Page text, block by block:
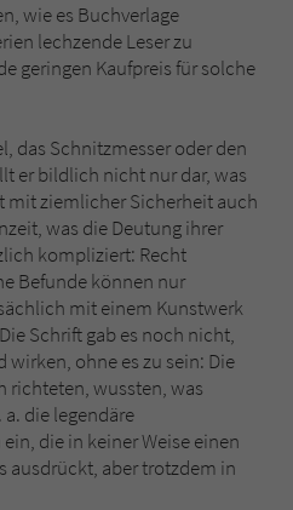
wie es Buchverlage
lechzende Leser zu
geringen Kaufpreis für solche
das Schnitzmesser oder den
er bildlich nicht nur dar, was
mit ziemlicher Sicherheit auch
was die Deutung ihrer
kompliziert: Recht
Befunde können nur
mit einem Kunstwerk
Schrift gab es noch nicht,
wirken, ohne es zu sein: Die
richteten, wussten, was
die legendäre
die in keiner Weise einen
ausdrückt, aber trotzdem in